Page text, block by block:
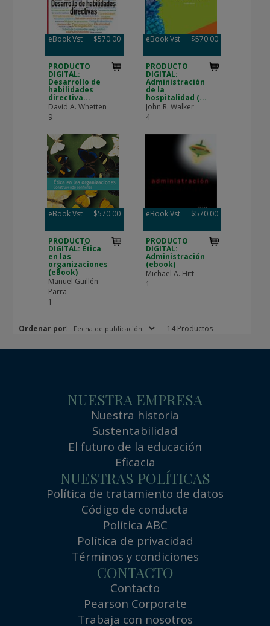
eBook Vst $570.00
PRODUCTO
DIGITAL:
Desarrollo de
habilidades
directiva...
David A. Whetten
9
eBook Vst $570.00
PRODUCTO
DIGITAL:
Administración
de la
hospitalidad (...
John R. Walker
4
eBook Vst $570.00
PRODUCTO
DIGITAL: Ética
en las
organizaciones
(eBook)
Manuel Guillén
Parra
1
eBook Vst $570.00
PRODUCTO
DIGITAL:
Administración
(ebook)
Michael A. Hitt
1
Ordenar por: 14 Productos
NUESTRA EMPRESA
Nuestra historia
Sustentabilidad
El futuro de la educación
Eficacia
NUESTRAS POLÍTICAS
Política de tratamiento de datos
Código de conducta
Política ABC
Política de privacidad
Términos y condiciones
CONTACTO
Contacto
Pearson Corporate
Trabaja con nosotros